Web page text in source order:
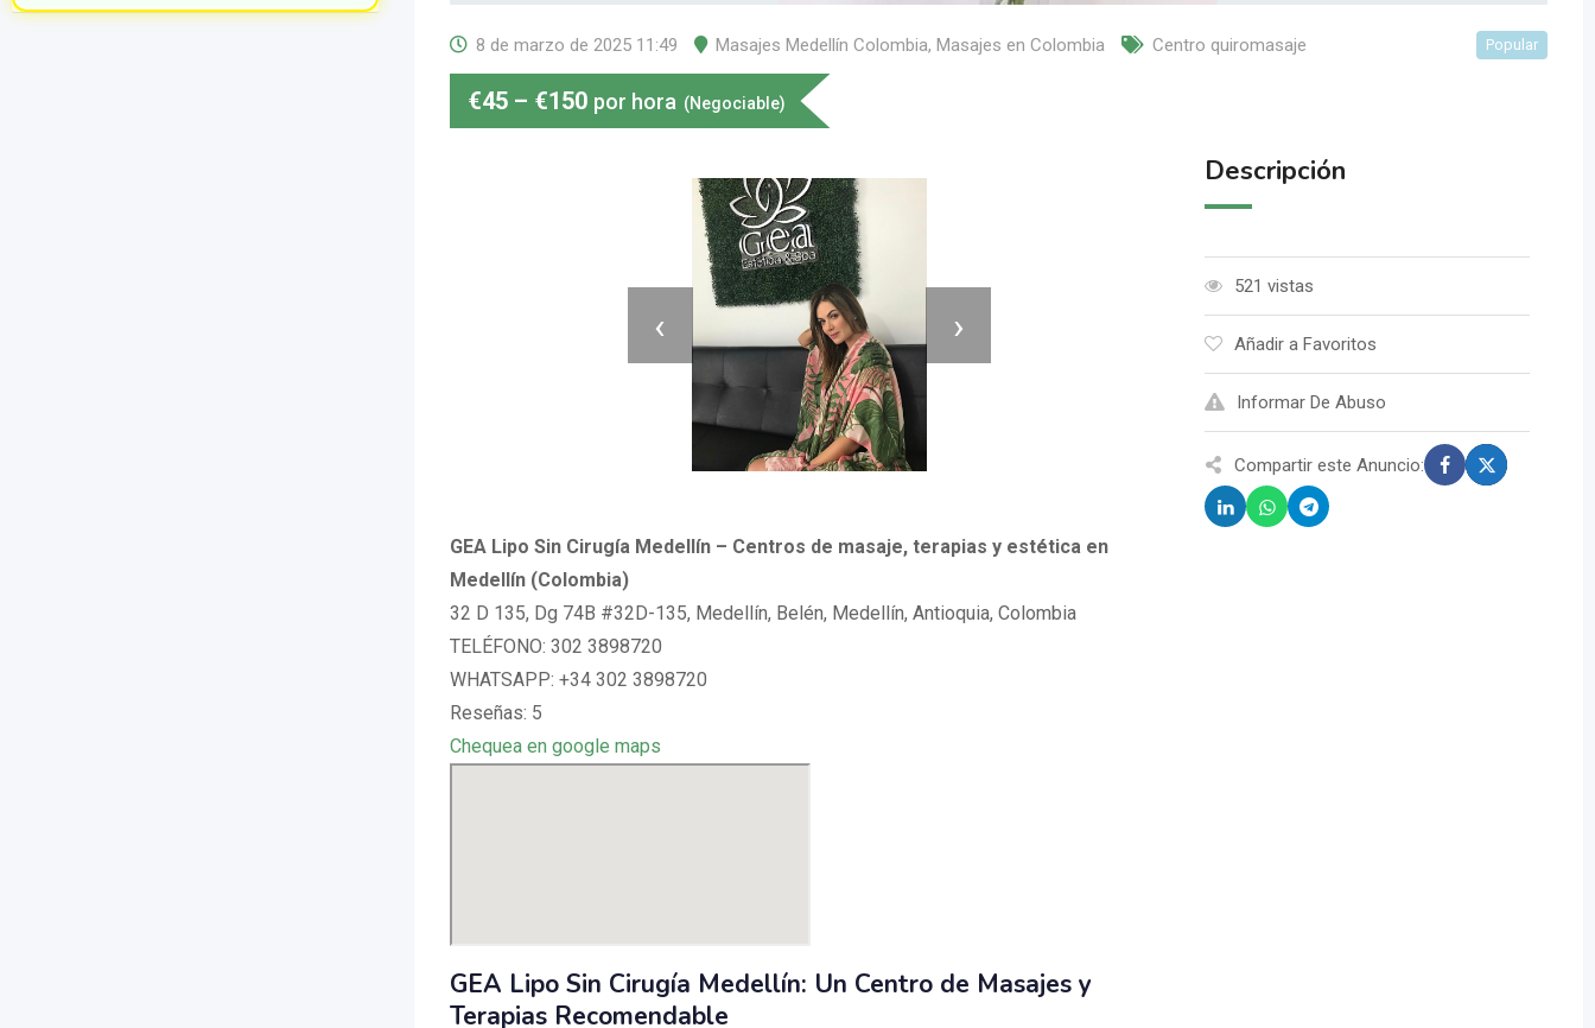
8 de marzo de 2025 11:49 Masajes Medellín Colombia, Masajes en Colombia Centro quiromasaje Popular
€45 – €150 por hora (Negociable)
‹ ›
GEA Lipo Sin Cirugía Medellín – Centros de masaje, terapias y estética en
Medellín (Colombia)
32 D 135, Dg 74B #32D-135, Medellín, Belén, Medellín, Antioquia, Colombia
TELÉFONO: 302 3898720
WHATSAPP: +34 302 3898720
Reseñas: 5
Chequea en google maps
GEA Lipo Sin Cirugía Medellín: Un Centro de Masajes y
Terapias Recomendable
Descripción
521 vistas
Añadir a Favoritos
Informar De Abuso
Compartir este Anuncio: